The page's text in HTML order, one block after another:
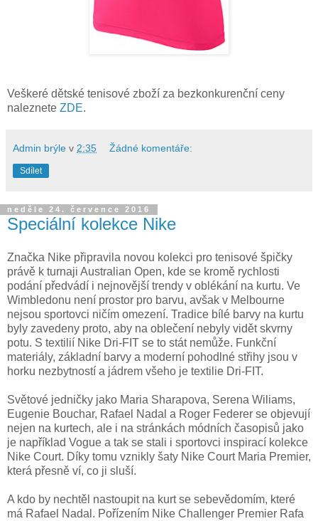
Veškeré dětské tenisové zboží za bezkonkurenční ceny
naleznete ZDE.
Admin brýle v 2:35 Žádné komentáře:
Sdílet
neděle 24. července 2016
Speciální kolekce Nike
Značka Nike připravila novou kolekci pro tenisové špičky
právě k turnaji Australian Open, kde se kromě rychlosti
podání předvádí i nejnovější trendy v oblékání na kurtu. Ve
Wimbledonu není prostor pro barvu, avšak v Melbourne
nejsou sportovci ničím omezení. Tradice bílé barvy na kurtu
byly zavedeny proto, aby na oblečení nebyly vidět skvrny
potu. S textilií Nike Dri-FIT se to stát nemůže. Funkční
materiály, základní barvy a moderní pohodlné střihy jsou v
horku nezbytností a jádrem všeho je textilie Dri-FIT.
Světové jedničky jako Maria Sharapova, Serena Wiliams,
Eugenie Bouchar, Rafael Nadal a Roger Federer se objevují
nejen na kurtech, ale i na stránkách módních časopisů jako
je například Vogue a tak se stali i sportovci inspirací kolekce
Nike Court. Díky tomu vznikly šaty Nike Court Maria Premier,
která přesně ví, co ji sluší.
A kdo by nechtěl nastoupit na kurt se sebevědomím, které
má Rafael Nadal. Pořízením Nike Challenger Premier Rafa